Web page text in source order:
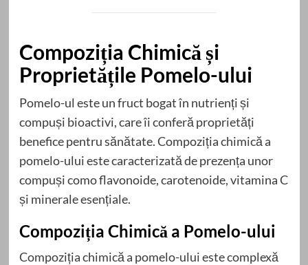
Compoziția Chimică și
Proprietățile Pomelo-ului
Pomelo-ul este un fruct bogat în nutrienți și
compuși bioactivi, care îi conferă proprietăți
benefice pentru sănătate. Compoziția chimică a
pomelo-ului este caracterizată de prezența unor
compuși como flavonoide, carotenoide, vitamina C
și minerale esențiale.
Compoziția Chimică a Pomelo-ului
Compoziția chimică a pomelo-ului este complexă